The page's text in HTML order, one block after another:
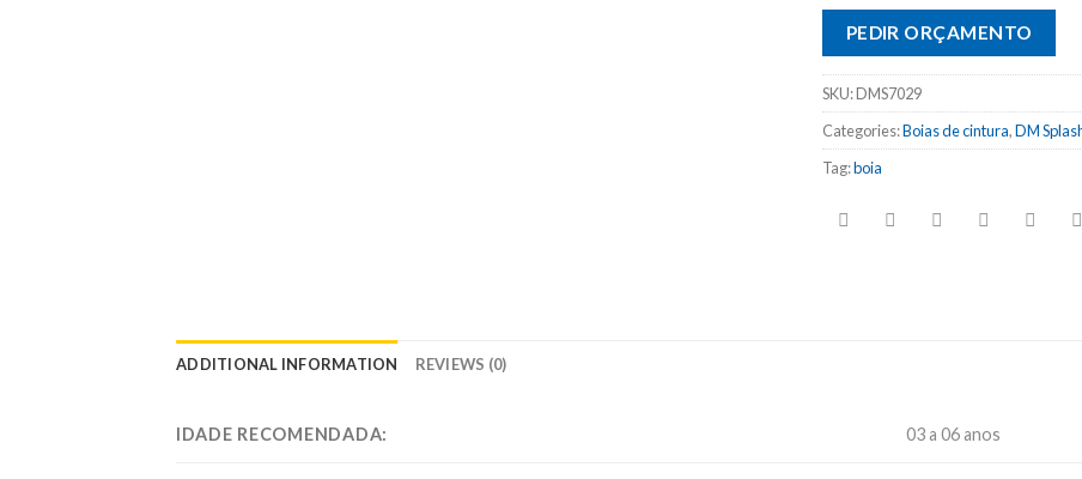
PEDIR ORÇAMENTO
SKU:DMS7029
Categories:Boias de cintura,DM
Tag:boia
ADDITIONAL INFORMATION REVIEWS (0)
IDADE RECOMENDADA: 03 a 06 anos